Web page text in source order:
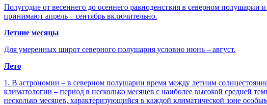
Полугодие от весеннего до осеннего равноденствия в северном
принимают апрель – сентябрь включительно.
Летние месяцы
Для умеренных широт северного полушария условно июнь – август.
Лето
1. В астрономии – в северном полушарии время между летним
климатологии – период в несколько месяцев с наиболее высокой средней
несколько месяцев, характеризующийся в каждой климатической зоне